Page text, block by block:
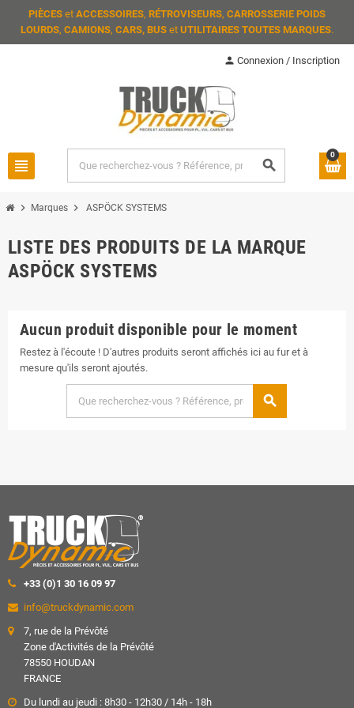
PIÈCES et ACCESSOIRES, RÉTROVISEURS, CARROSSERIE POIDS
LOURDS, CAMIONS, CARS, BUS et UTILITAIRES TOUTES MARQUES.
view_headline search
person Connexion / Inscription
0
chevron_right Marques chevron_right ASPÖCK SYSTEMS
LISTE DES PRODUITS DE LA MARQUE
ASPÖCK SYSTEMS
Aucun produit disponible pour le moment
Restez à l'écoute ! D'autres produits seront affichés ici au fur et à
mesure qu'ils seront ajoutés.
search
+33 (0)1 30 16 09 97
info@truckdynamic.com
7, rue de la Prévôté
Zone d'Activités de la Prévôté
78550 HOUDAN
FRANCE
Du lundi au jeudi : 8h30 - 12h30 / 14h - 18h